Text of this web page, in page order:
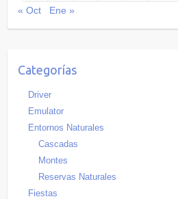
« Oct
Ene »
Categorías
Driver
Emulator
Entornos Naturales
Cascadas
Montes
Reservas Naturales
Fiestas